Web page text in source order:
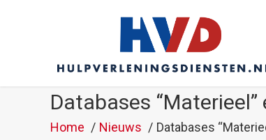
Databases
Home Nieuws Databases